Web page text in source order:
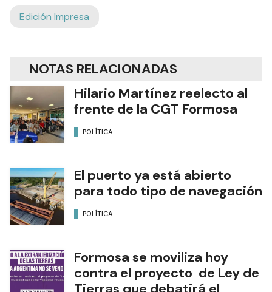
Edición Impresa
Hilario Martínez reelecto al
frente de la CGT Formosa